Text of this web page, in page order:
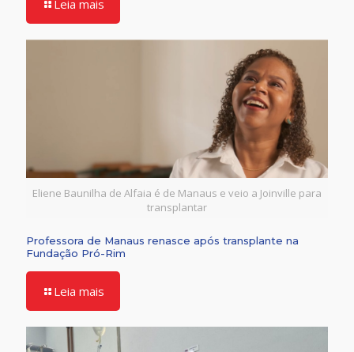
Leia mais
Eliene Baunilha de Alfaia é de Manaus e veio a Joinville para
transplantar
Professora de Manaus renasce após transplante na
Fundação Pró-Rim
Leia mais